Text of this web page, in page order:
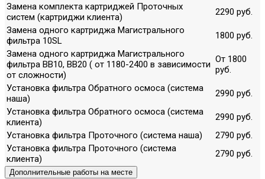
Замена комплекта картриджей Проточных
систем (картриджи клиента)
2290 руб.
Замена одного картриджа Магистрального
фильтра 10SL
1800 руб.
Замена одного картриджа Магистрального
фильтра ВВ10, ВВ20 ( от 1180-2400 в зависимости
от сложности)
От 1800
руб.
Установка фильтра Обратного осмоса (система
наша)
2990 руб.
Установка фильтра Обратного осмоса (система
клиента)
2990 руб.
Установка фильтра Проточного (система наша)
2790 руб.
Установка фильтра Проточного (система
клиента)
2790 руб.
Дополнительные работы на месте